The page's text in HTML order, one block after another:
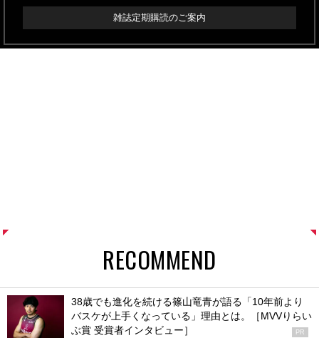
雑誌定期購読のご案内
RECOMMEND
38歳でも進化を続ける篠山竜青が語る「10年前より
バスケが上手くなっている」理由とは。［MVVりらい
ぶ賞 受賞者インタビュー］
PR